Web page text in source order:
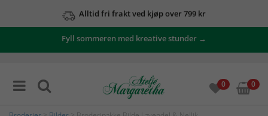
Alltid fri frakt ved kjøp over 799 kr
Fyll sommeren med kreative stunder →
0 0